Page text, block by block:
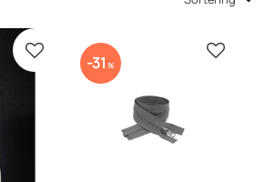
Lägg till i favoriter
31 % Lägg